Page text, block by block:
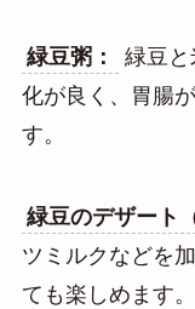
緑豆粥：
緑豆
化が良く、胃腸
す。
緑豆のデザート
ツミルクなどを
ても楽しめます。